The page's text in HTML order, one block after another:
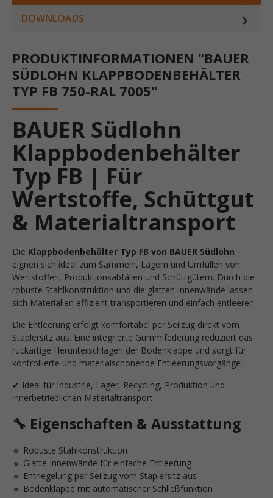
DOWNLOADS
PRODUKTINFORMATIONEN "BAUER
SÜDLOHN KLAPPBODENBEHÄLTER
TYP FB 750-RAL 7005"
BAUER Südlohn
Klappbodenbehälter
Typ FB | Für
Wertstoffe, Schüttgut
& Materialtransport
Die Klappbodenbehälter Typ FB von BAUER Südlohn
eignen sich ideal zum Sammeln, Lagern und Umfüllen von
Wertstoffen, Produktionsabfällen und Schüttgütern. Durch die
robuste Stahlkonstruktion und die glatten Innenwände lassen
sich Materialien effizient transportieren und einfach entleeren.
Die Entleerung erfolgt komfortabel per Seilzug direkt vom
Staplersitz aus. Eine integrierte Gummifederung reduziert das
ruckartige Herunterschlagen der Bodenklappe und sorgt für
kontrollierte und materialschonende Entleerungsvorgänge.
✔ Ideal für Industrie, Lager, Recycling, Produktion und
innerbetrieblichen Materialtransport.
🔧 Eigenschaften & Ausstattung
🔹 Robuste Stahlkonstruktion
🔹 Glatte Innenwände für einfache Entleerung
🔹 Entriegelung per Seilzug vom Staplersitz aus
🔹 Bodenklappe mit automatischer Schließfunktion